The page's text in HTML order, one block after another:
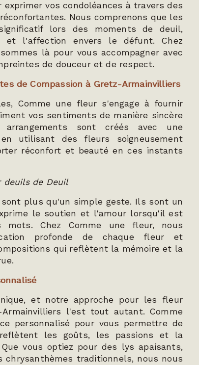
vos condoléances à travers des
Nous comprenons que les
lors des moments de deuil,
et l'affection envers le défunt. Chez
là pour vous accompagner avec
de douceur et de respect.
de Compassion à Gretz-Armainvilliers
Comme une fleur s'engage à fournir
vos sentiments de manière sincère
arrangements sont créés avec une
utilisant des fleurs soigneusement
réconfort et beauté en ces instants
deuils de Deuil
plus qu'un simple geste. Ils sont un
le soutien et l'amour lorsqu'il est
Chez Comme une fleur, nous
profonde de chaque fleur et
qui reflètent la mémoire et la
et notre approche pour les fleur
l'est tout autant. Comme
personnalisé pour vous permettre de
les goûts, les passions et la
vous optiez pour des lys apaisants,
chrysanthèmes traditionnels, nous nous